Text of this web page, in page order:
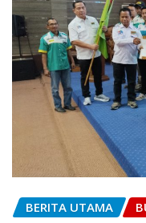
BERITA UTAMA